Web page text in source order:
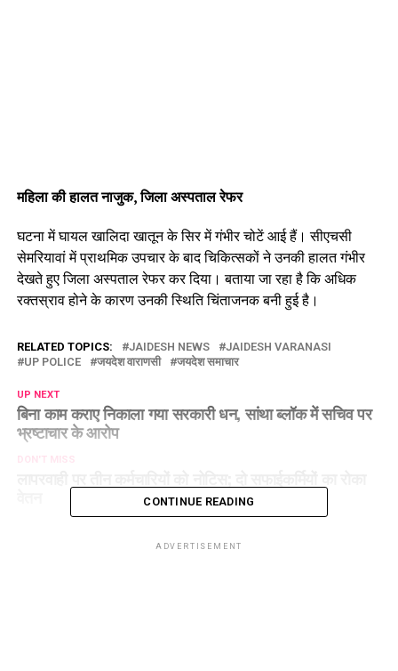
महिला की हालत नाजुक, जिला अस्पताल रेफर
घटना में घायल खालिदा खातून के सिर में गंभीर चोटें आई हैं। सीएचसी
सेमरियावां में प्राथमिक उपचार के बाद चिकित्सकों ने उनकी हालत गंभीर
देखते हुए जिला अस्पताल रेफर कर दिया। बताया जा रहा है कि अधिक
रक्तस्राव होने के कारण उनकी स्थिति चिंताजनक बनी हुई है।
RELATED TOPICS: JAIDESH NEWS
JAIDESH VARANASI
UP POLICE
जयदेश वाराणसी जयदेश समाचार
UP NEXT
बिना काम कराए निकाला गया सरकारी धन, सांथा ब्लॉक में सचिव पर
भ्रष्टाचार के आरोप
DON'T MISS
CONTINUE READING
ADVERTISEMENT